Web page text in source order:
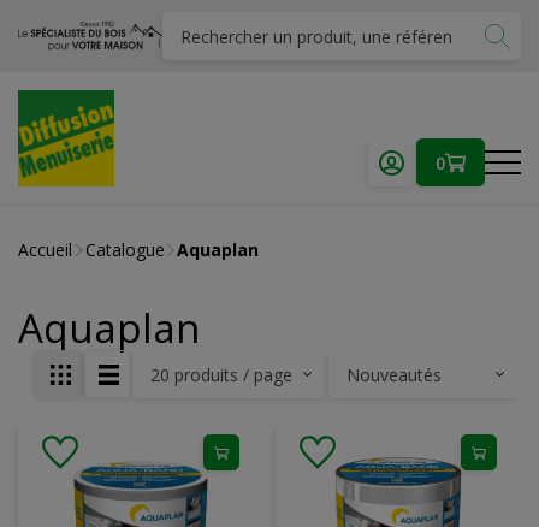
0
Accueil Catalogue Aquaplan
Aquaplan